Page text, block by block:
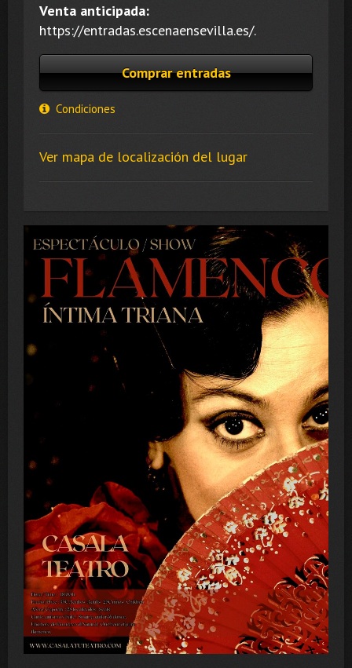
Venta anticipada:
https://entradas.escenaensevilla.es/.
Comprar entradas
Condiciones
Ver mapa de localización del lugar